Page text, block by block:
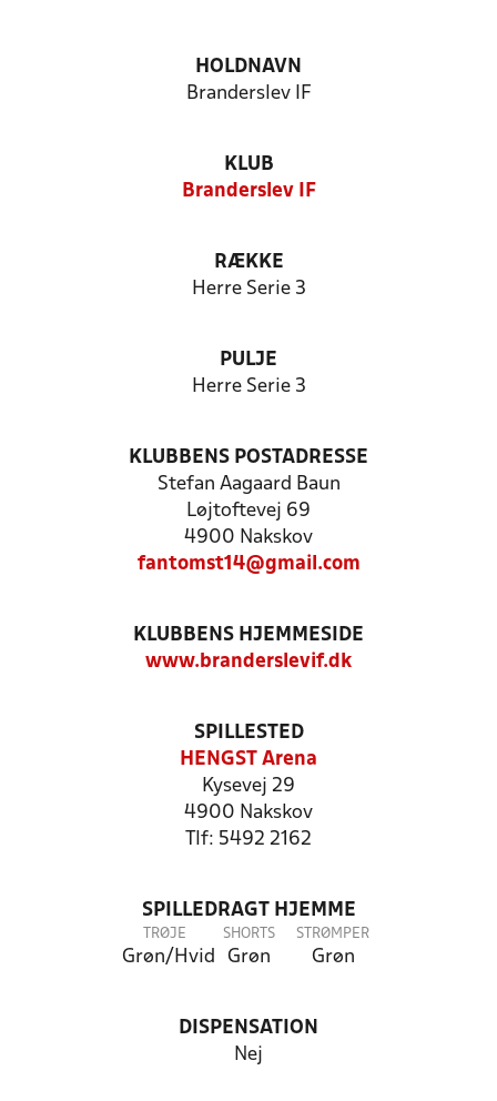
HOLDNAVN
Branderslev IF
KLUB
Branderslev IF
RÆKKE
Herre Serie 3
PULJE
Herre Serie 3
KLUBBENS POSTADRESSE
Stefan Aagaard Baun
Løjtoftevej 69
4900 Nakskov
fantomst14@gmail.com
KLUBBENS HJEMMESIDE
www.branderslevif.dk
SPILLESTED
HENGST Arena
Kysevej 29
4900 Nakskov
Tlf: 5492 2162
SPILLEDRAGT HJEMME
TRØJE
Grøn/Hvid
SHORTS
Grøn
STRØMPER
Grøn
DISPENSATION
Nej